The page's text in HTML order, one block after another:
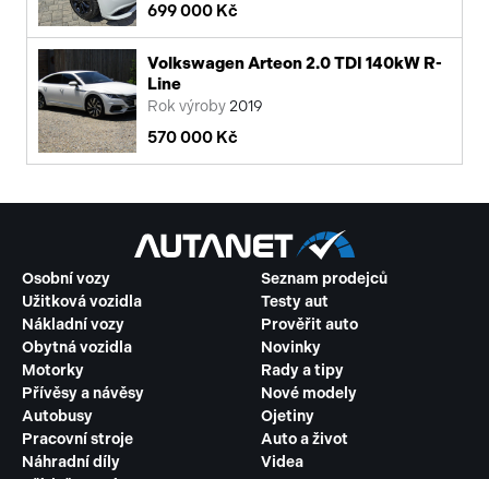
699 000 Kč
Volkswagen Arteon 2.0 TDI 140kW R-
Line
Rok výroby 2019
570 000 Kč
Osobní vozy
Užitková vozidla
Nákladní vozy
Obytná vozidla
Motorky
Přívěsy a návěsy
Autobusy
Pracovní stroje
Náhradní díly
Seznam prodejců
Testy aut
Prověřit auto
Novinky
Rady a tipy
Nové modely
Ojetiny
Auto a život
Videa